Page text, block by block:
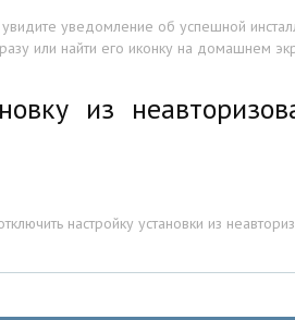
уведомление об успешной
или найти его иконку на домашнем
из
настройку установки из